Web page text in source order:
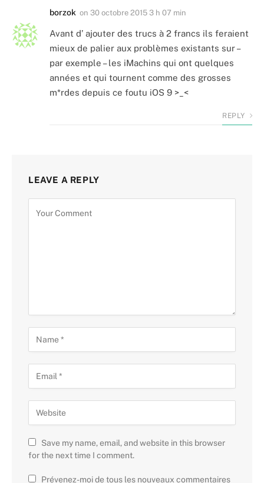
borzok on 30 octobre 2015 3 h 07 min
Avant d’ ajouter des trucs à 2 francs ils feraient
mieux de palier aux problèmes existants sur –
par exemple – les iMachins qui ont quelques
années et qui tournent comme des grosses
m*rdes depuis ce foutu iOS 9 >_<
REPLY
LEAVE A REPLY
Save my name, email, and website in this browser
for the next time I comment.
Prévenez-moi de tous les nouveaux commentaires